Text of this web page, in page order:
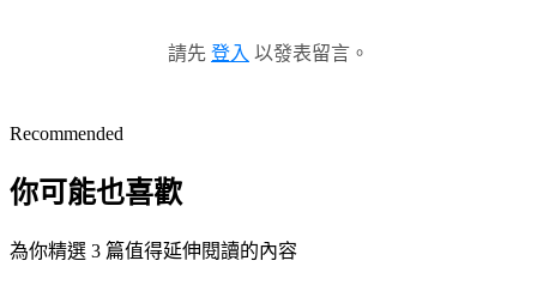
請先 登入 以發表留言。
Recommended
你可能也喜歡
為你精選 3 篇值得延伸閱讀的內容